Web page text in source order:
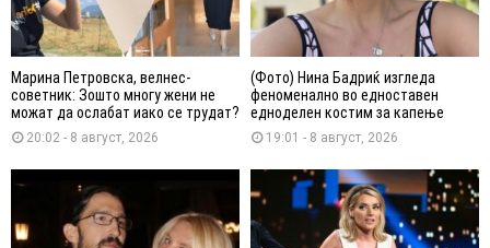
Марина Петровска, велнес-
советник: Зошто многу жени не
можат да ослабат иако се трудат?
20:02 - 8 август, 2026
(Фото) Нина Бадриќ изгледа
феноменално во едноставен
едноделен костим за капење
19:01 - 8 август, 2026